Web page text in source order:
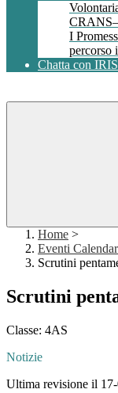
I
percorso
Chatta con IRIS
Home >
Eventi
Scrutini
Scrutini
Classe: 4AS
Notizie
Ultima revisione il